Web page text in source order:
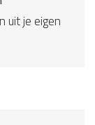
uit je eigen